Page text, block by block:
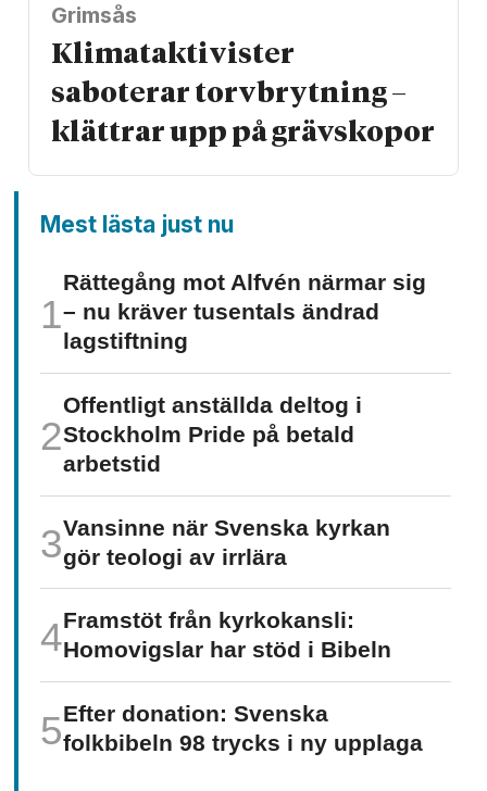
Grimsås
Klimat­aktivister
saboterar torv­brytning –
klättrar upp på gräv­skopor
Mest lästa just nu
Rättegång mot Alfvén närmar sig
– nu kräver tusentals ändrad
lagstiftning
Offentligt anställda deltog i
Stockholm Pride på betald
arbetstid
Vansinne när Svenska kyrkan
gör teologi av irrlära
Framstöt från kyrkokansli:
Homo­vigslar har stöd i Bibeln
Efter donation: Svenska
folkbibeln 98 trycks i ny upplaga